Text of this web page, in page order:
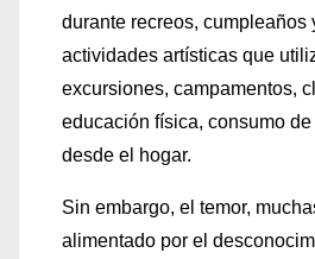
durante recreos, cumpleaños
actividades artísticas que
excursiones, campamentos,
educación física, consumo
desde el hogar.
Sin embargo, el temor,
alimentado por el